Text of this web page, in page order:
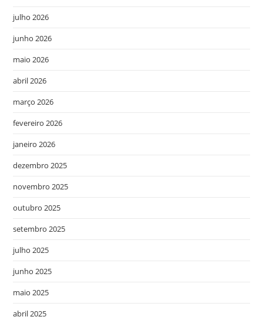
julho 2026
junho 2026
maio 2026
abril 2026
março 2026
fevereiro 2026
janeiro 2026
dezembro 2025
novembro 2025
outubro 2025
setembro 2025
julho 2025
junho 2025
maio 2025
abril 2025